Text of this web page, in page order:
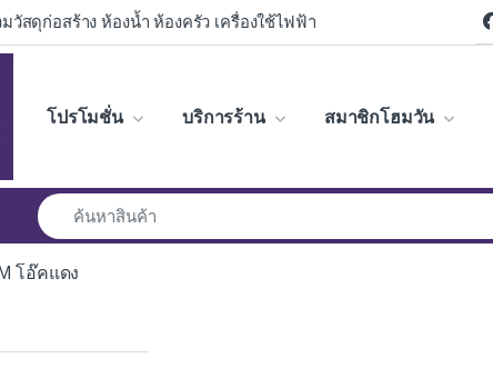
วัสดุก่อสร้าง ห้องน้ำ ห้องครัว เครื่องใช้ไฟฟ้า
โปรโมชั่น บริการร้าน สมาชิกโฮมวัน
โอ๊คแดง